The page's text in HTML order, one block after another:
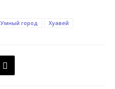
Умный город Хуавей